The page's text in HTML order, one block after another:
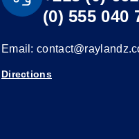
(0) 555 040
Email:
Directions